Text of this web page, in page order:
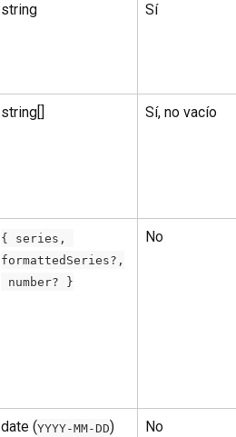
string Sí
string[] Sí, no vacío
{ series,
formattedSeries?,
number? }
No
date (YYYY-MM-DD) No